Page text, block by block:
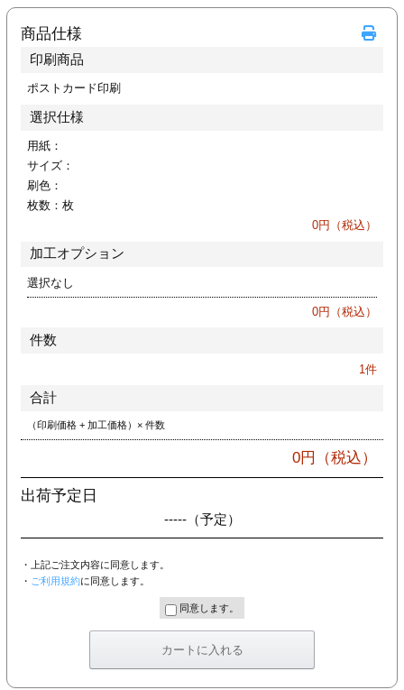
印刷
リーブ
ー印刷
商品仕様
印刷商品
ポストカード印刷
選択仕様
用紙：
サイズ：
刷色：
枚数： 枚
0円（税込）
加工オプション
選択なし
0円（税込）
件数
1件
合計
（印刷価格 + 加工価格）× 件数
0円（税込）
出荷予定日
-----（予定）
・上記ご注文内容に同意します。
・ ご利用規約に同意します。
同意します。